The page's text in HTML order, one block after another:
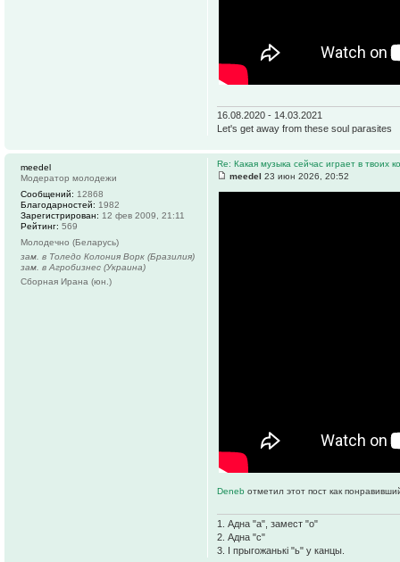
16.08.2020 - 14.03.2021
Let's get away from these soul parasites
Re: Какая музыка сейчас играет в твоих
meedel 23 июн 2026, 20:52
Deneb отметил этот пост как
1. Адна "а", замест "о"
2. Адна "с"
3. І прыгожанькі "ь" у канцы.
meedel
Модератор молодежи
Сообщений: 12868
Благодарностей: 1982
Зарегистрирован: 12 фев 2009, 21:11
Рейтинг: 569
Молодечно (Беларусь)
зам. в Толедо Колония Ворк (Бразилия)
зам. в Агробизнес (Украина)
Сборная Ирана (юн.)